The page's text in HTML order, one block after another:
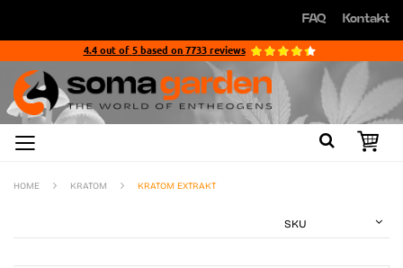
Inhalt
FAQ Kontakt
zum
Inhalt
4.4out of 5based on 7733reviews
HOME KRATOM KRATOM EXTRAKT